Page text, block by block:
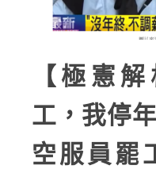
【極憲
工，我停
空服員罷